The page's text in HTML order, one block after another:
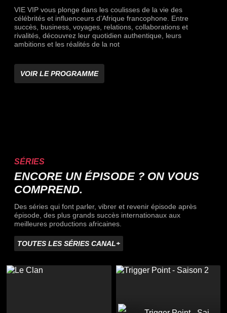
VIE VIP vous plonge dans les coulisses de la vie des
célébrités et influenceurs d’Afrique francophone. Entre
succès, business, voyages, relations, collaborations et
rivalités, découvrez leur quotidien authentique, leurs
ambitions et les réalités de la not
VOIR LE PROGRAMME
SÉRIES
ENCORE UN ÉPISODE ? ON VOUS
COMPREND.
Des séries qui font parler, vibrer et revenir épisode après
épisode, des plus grands succès internationaux aux
meilleures productions africaines.
TOUTES LES SÉRIES CANAL+